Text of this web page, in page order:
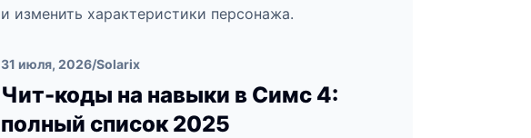
и изменить характеристики персонажа.
31 июля, 2026/Solarix
Чит-коды на навыки в Симс 4:
полный список 2025